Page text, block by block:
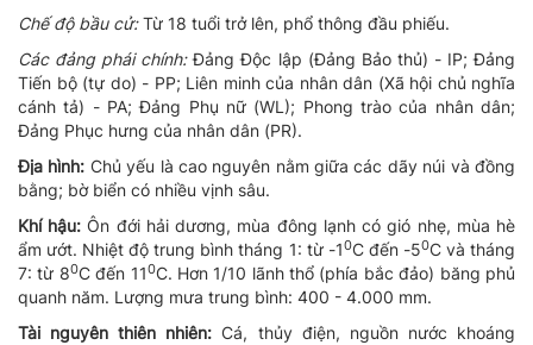
Chế độ bầu cử:Từ 18 tuổi trở lên, phổ thông đầu phiếu.
Các đảng phái chính:Đảng Độc lập (Đảng Bảo thủ) - IP; Đảng
Tiến bộ(tự do) - PP; Liên minh của nhân dân (Xã hội chủ nghĩa
cánh tả) - PA; Đảng Phụ nữ (WL); Phong trào của nhân dân;
Đảng Phục hưng của nhân dân (PR).
Địa hình: Chủ yếu là cao nguyên nằm giữa các dãy núi và đồng
bằng; bờ biển có nhiều vịnh sâu.
Khí hậu: Ôn đới hải dương, mùa đông lạnh có gió nhẹ, mùa hè
ẩm ướt. Nhiệt độ trung bình tháng 1: từ -10C đến -50C và tháng
7: từ 80C đến 110C. Hơn 1/10 lãnh thổ (phía bắc đảo) băng phủ
quanh năm. Lượng mưa trung bình: 400 - 4.000 mm.
Tài nguyên thiên nhiên: Cá, thủy điện, nguồn nước khoáng